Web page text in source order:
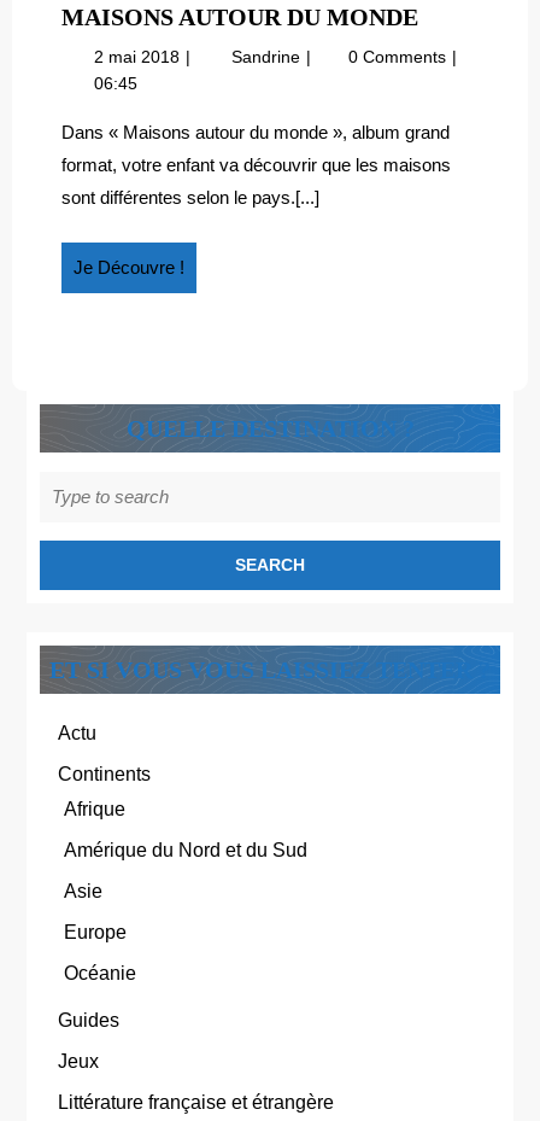
MAISONS AUTOUR DU MONDEMAISONS
AUTOUR
2 mai 2018 2
Sandrine Maisons
monde
0 Comments
06:45
Dans « Maisons autour du monde », album grand
format, votre enfant va découvrir que les maisons
sont différentes selon le pays.[...]
Je Découvre !
Découvre
QUELLE DESTINATION ?
for:
ET SI VOUS VOUS LAISSIEZ TENTER ?
Actu
Continents
Afrique
Amérique du Nord et du Sud
Asie
Europe
Océanie
Guides
Jeux
Littérature française et étrangère